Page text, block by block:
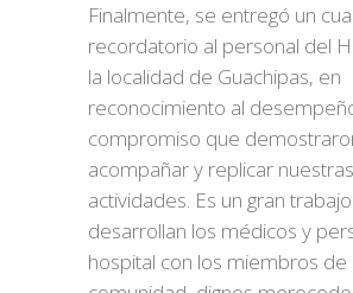
Finalmente, se entregó un
recordatorio al personal del
la localidad de Guachipas, en
reconocimiento al
compromiso que
acompañar y replicar nuestras
actividades. Es un gran
desarrollan los médicos y
hospital con los miembros de